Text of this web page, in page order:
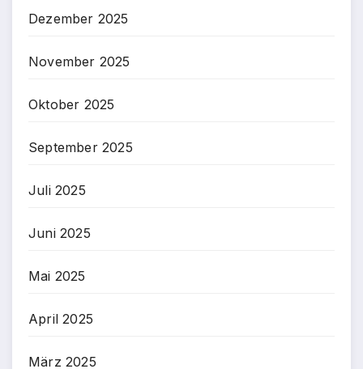
Dezember 2025
November 2025
Oktober 2025
September 2025
Juli 2025
Juni 2025
Mai 2025
April 2025
März 2025